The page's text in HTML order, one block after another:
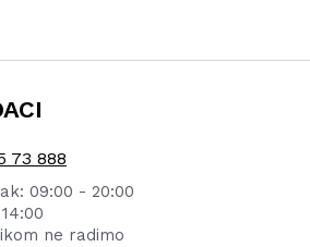
73 888
09:00 - 20:00
ne radimo